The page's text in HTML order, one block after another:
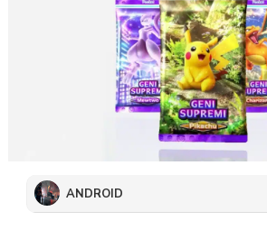
ANDROID